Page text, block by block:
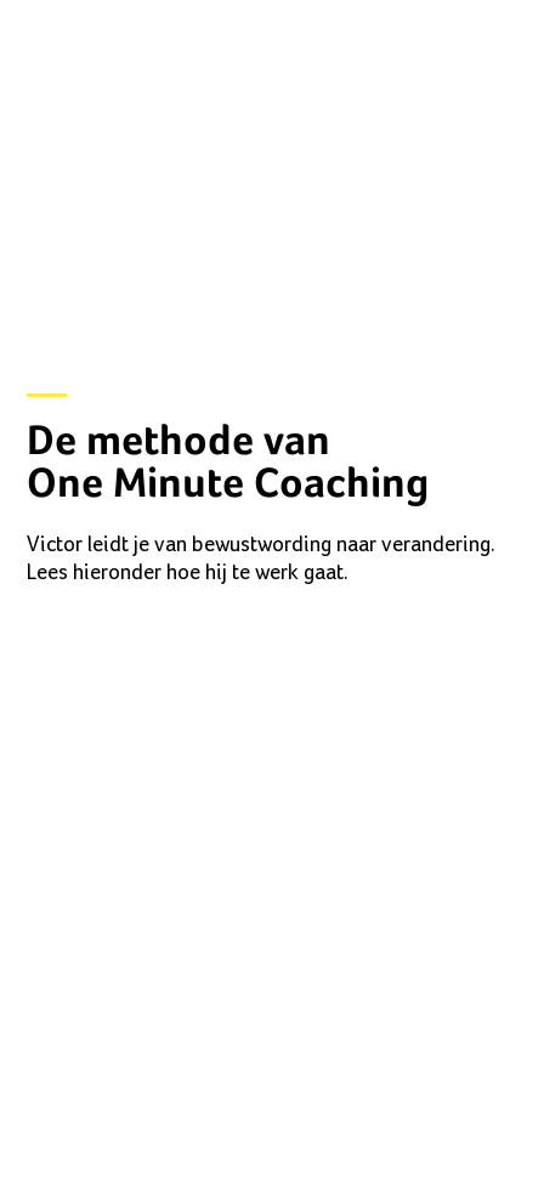
De methode van
One Minute Coaching
Victor leidt je van bewustwording naar verandering.
Lees hieronder hoe hij te werk gaat.